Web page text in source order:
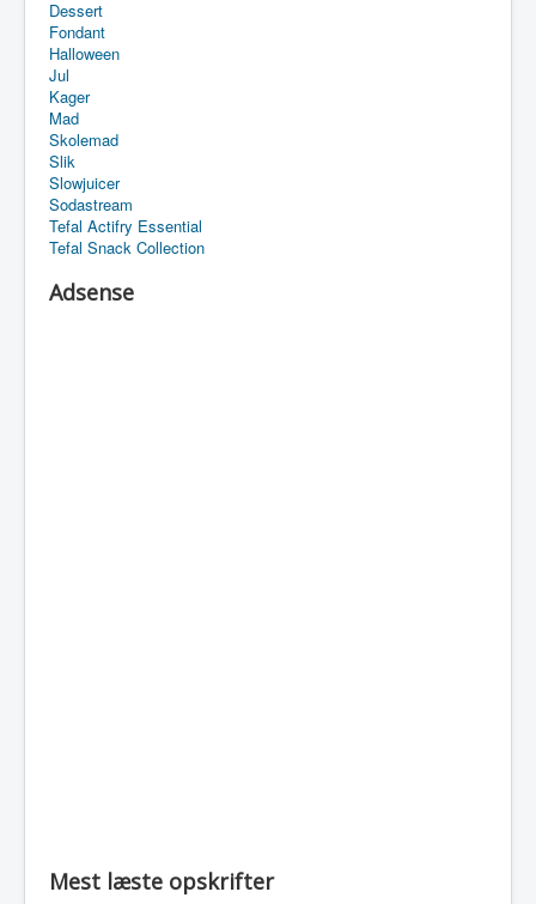
Dessert
Fondant
Halloween
Jul
Kager
Mad
Skolemad
Slik
Slowjuicer
Sodastream
Tefal Actifry Essential
Tefal Snack Collection
Adsense
Mest læste opskrifter